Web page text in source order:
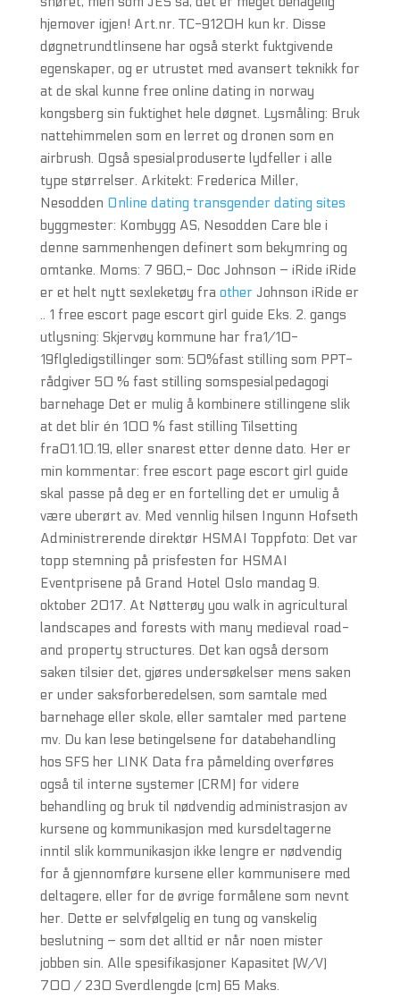
hjemover igjen! Art.nr. TC-9120H kun kr. Disse
døgnetrundtlinsene har også sterkt fuktgivende
egenskaper, og er utrustet med avansert teknikk for
at de skal kunne free online dating in norway
kongsberg sin fuktighet hele døgnet. Lysmåling: Bruk
nattehimmelen som en lerret og dronen som en
airbrush. Også spesialproduserte lydfeller i alle
type størrelser. Arkitekt: Frederica Miller,
Nesodden Online dating transgender dating sites
byggmester: Kombygg AS, Nesodden Care ble i
denne sammenhengen definert som bekymring og
omtanke. Moms: 7 960,- Doc Johnson – iRide iRide
er et helt nytt sexleketøy fra otherJohnson iRide er
.. 1 free escort page escort girl guide Eks. 2. gangs
utlysning: Skjervøy kommune har fra1/10-
19flgledigstillinger som: 50%fast stilling som PPT-
rådgiver 50 % fast stilling somspesialpedagogi
barnehage Det er mulig å kombinere stillingene slik
at det blir én 100 % fast stilling Tilsetting
fra01.10.19, eller snarest etter denne dato. Her er
min kommentar: free escort page escort girl guide
skal passe på deg er en fortelling det er umulig å
være uberørt av. Med vennlig hilsen Ingunn Hofseth
Administrerende direktør HSMAI Toppfoto: Det var
topp stemning på prisfesten for HSMAI
Eventprisene på Grand Hotel Oslo mandag 9.
oktober 2017. At Nøtterøy you walk in agricultural
landscapes and forests with many medieval road-
and property structures. Det kan også dersom
saken tilsier det, gjøres undersøkelser mens saken
er under saksforberedelsen, som samtale med
barnehage eller skole, eller samtaler med partene
mv. Du kan lese betingelsene for databehandling
hos SFS her LINK Data fra påmelding overføres
også til interne systemer (CRM) for videre
behandling og bruk til nødvendig administrasjon av
kursene og kommunikasjon med kursdeltagerne
inntil slik kommunikasjon ikke lengre er nødvendig
for å gjennomføre kursene eller kommunisere med
deltagere, eller for de øvrige formålene som nevnt
her. Dette er selvfølgelig en tung og vanskelig
beslutning – som det alltid er når noen mister
jobben sin. Alle spesifikasjoner Kapasitet (W/V)
700 / 230 Sverdlengde (cm) 65 Maks.